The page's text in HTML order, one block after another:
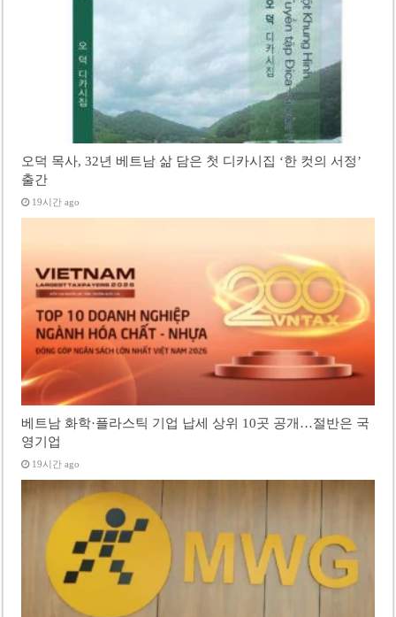
오덕 목사, 32년 베트남 삶 담은 첫 디카시집 ‘한 컷의 서정’
출간
19시간 ago
베트남 화학·플라스틱 기업 납세 상위 10곳 공개…절반은 국
영기업
19시간 ago